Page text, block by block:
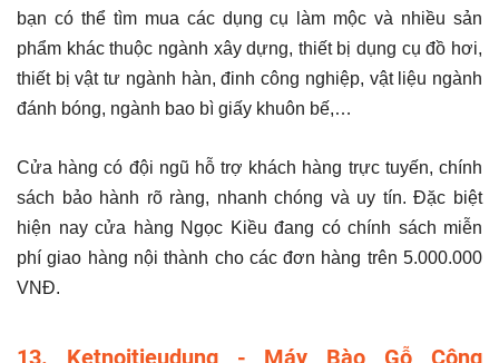
bạn có thể tìm mua các dụng cụ làm mộc và nhiều sản
phẩm khác thuộc ngành xây dựng, thiết bị dụng cụ đồ hơi,
thiết bị vật tư ngành hàn, đinh công nghiệp, vật liệu ngành
đánh bóng, ngành bao bì giấy khuôn bế,…
Cửa hàng có đội ngũ hỗ trợ khách hàng trực tuyến, chính
sách bảo hành rõ ràng, nhanh chóng và uy tín. Đặc biệt
hiện nay cửa hàng Ngọc Kiều đang có chính sách miễn
phí giao hàng nội thành cho các đơn hàng trên 5.000.000
VNĐ.